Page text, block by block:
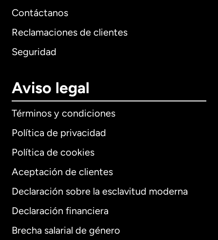
Contáctanos
Reclamaciones de clientes
Seguridad
Aviso legal
Términos y condiciones
Política de privacidad
Política de cookies
Aceptación de clientes
Declaración sobre la esclavitud moderna
Declaración financiera
Brecha salarial de género
Internacional English